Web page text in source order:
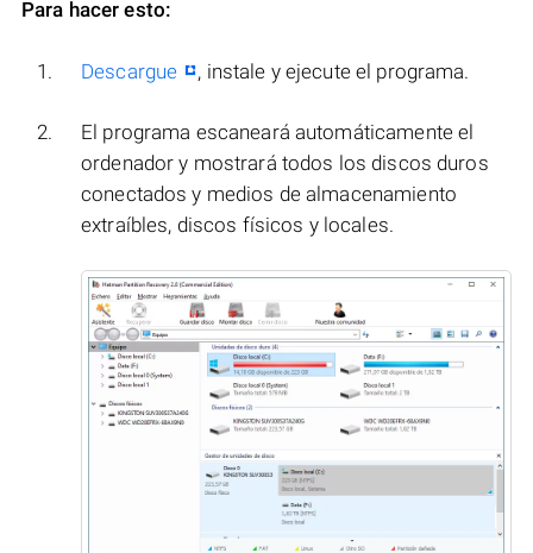
Para hacer esto:
Descargue , instale y ejecute el programa.
El programa escaneará automáticamente el
ordenador y mostrará todos los discos duros
conectados y medios de almacenamiento
extraíbles, discos físicos y locales.